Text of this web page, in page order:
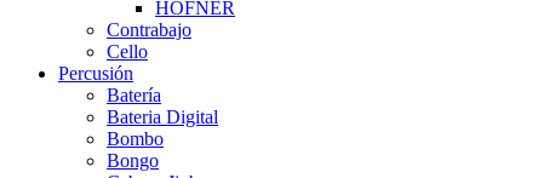
HÖFNER
Contrabajo
Cello
Percusión
Batería
Bateria Digital
Bombo
Bongo